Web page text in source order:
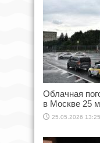
Облачная
в Москве 25
25.05.2026 13:25